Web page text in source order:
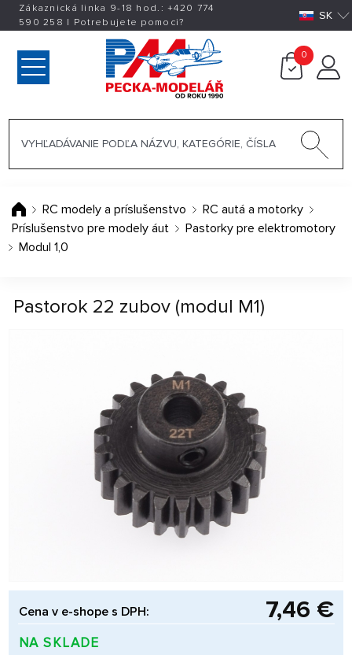
Zákaznická linka 9-18 hod.:+420 774
590 258 | Potrebujete pomoci? SK
0
RC modely a príslušenstvo
RC autá a motorky
Príslušenstvo pre modely áut
Pastorky pre elektromotory
Modul 1,0
Pastorok 22 zubov (modul M1)
Cena v e-shope s DPH: 7,46 €
NA SKLADE